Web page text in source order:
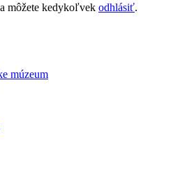
môžete kedykoľvek odhlásiť.
múzeum